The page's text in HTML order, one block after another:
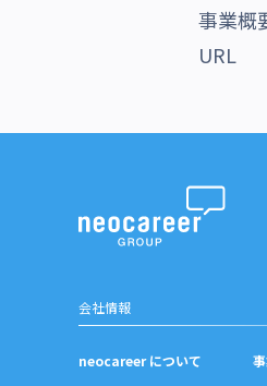
事業概
URL
会社情報
neocareer について